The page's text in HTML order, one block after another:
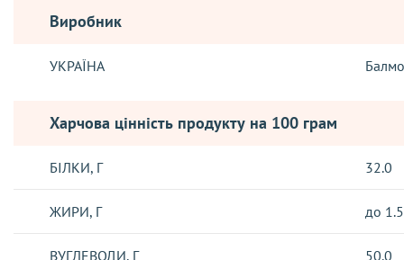
Виробник
УКРАЇНА
Харчова цінність продукту на 100 грам
БІЛКИ, Г 32.0
ЖИРИ, Г до 1.5
ВУГЛЕВОДИ, Г 50.0